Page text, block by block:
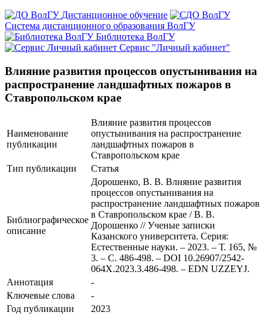
Дистанционное обучение
Система дистанционного образования ВолГУ
Библиотека ВолГУ
Сервис "Личный кабинет"
Влияние развития процессов опустынивания на
распространение ландшафтных пожаров в
Ставропольском крае
Наименование
публикации
Влияние развития процессов
опустынивания на распространение
ландшафтных пожаров в
Ставропольском крае
Тип публикации
Статья
Библиографическое
описание
Дорошенко, В. В. Влияние развития
процессов опустынивания на
распространение ландшафтных пожаров
в Ставропольском крае / В. В.
Дорошенко // Ученые записки
Казанского университета. Серия:
Естественные науки. – 2023. – Т. 165, №
3. – С. 486-498. – DOI 10.26907/2542-
064X.2023.3.486-498. – EDN UZZEYJ.
Аннотация
-
Ключевые cлова
-
Год публикации
2023